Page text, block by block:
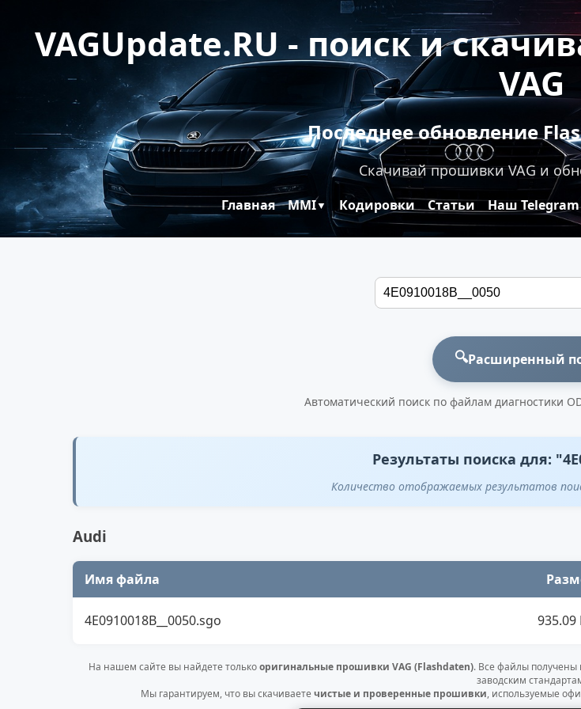
VAGUpdate.RU - поиск и
VAG
Последнее обновление
Скачивай прошивки VAG и
Главная MMI▼ Кодировки Статьи Наш Telegram
🔍Расширенный
Автоматический поиск по файлам диагностики
Результаты поиска для:
Количество отображаемых результатов
Audi
Имя файла
4E0910018B__0050.sgo 935.09
На нашем сайте вы найдете толькооригинальные прошивки VAG (Flashdaten). Все файлы получены
заводским
Мы гарантируем, что вы скачиваете чистые и проверенные прошивки, используемые